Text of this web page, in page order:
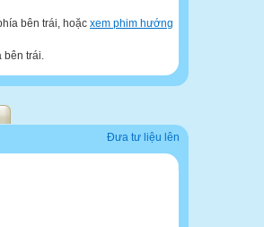
bên trái, hoặc xem phim hướng
bên trái.
Đưa tư liệu lên